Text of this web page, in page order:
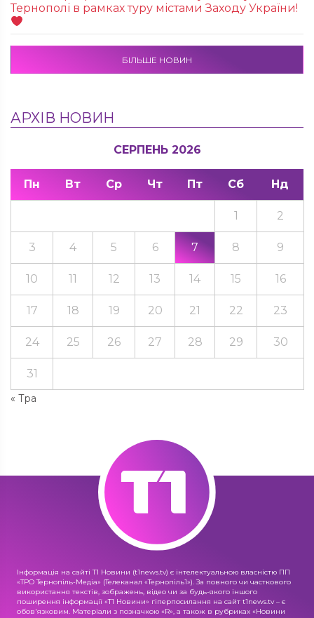
Тернополі в рамках туру містами Заходу України!
БІЛЬШЕ НОВИН
АРХІВ НОВИН
СЕРПЕНЬ 2026
Пн Вт Ср Чт Пт Сб Нд
« Тра
1 2
3 4 5 6 7 8 9
10 11 12 13 14 15 16
17 18 19 20 21 22 23
24 25 26 27 28 29 30
31
Інформація на сайті Т1 Новини (t1news.tv) є інтелектуальною власністю ПП
«ТРО Тернопіль-Медіа» (Телеканал «Тернопіль1»). За повного чи часткового
використання текстів, зображень, відео чи за будь-якого іншого
поширення інформації «Т1 Новини» гіперпосилання на сайт t1news.tv – є
обов'язковим. Матеріали з позначкою «R», а також в рубриках «Новини